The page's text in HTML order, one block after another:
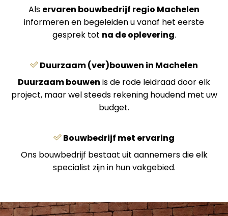
Als ervaren bouwbedrijf regio Machelen
informeren en begeleiden u vanaf het eerste
gesprek tot na de oplevering.
Duurzaam (ver)bouwen in Machelen
Duurzaam bouwen is de rode leidraad door elk
project, maar wel steeds rekening houdend met uw
budget.
Bouwbedrijf met ervaring
Ons bouwbedrijf bestaat uit aannemers die elk
specialist zijn in hun vakgebied.